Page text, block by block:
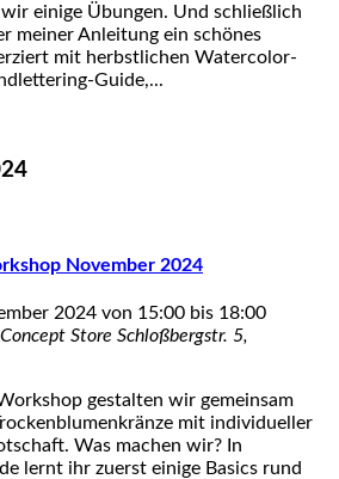
einige Übungen. Und schließlich
meiner Anleitung ein schönes
mit herbstlichen Watercolor-
Guide,...
November 2024
2024 von 15:00 bis 18:00
Store Schloßbergstr. 5,
gestalten wir gemeinsam
mit individueller
Was machen wir? In
lernt ihr zuerst einige Basics rund